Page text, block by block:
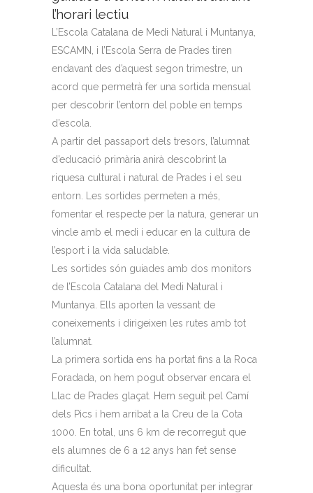
l’horari lectiu
L’Escola Catalana de Medi Natural i Muntanya,
ESCAMN, i l’Escola Serra de Prades tiren
endavant des d’aquest segon trimestre, un
acord que permetrà fer una sortida mensual
per descobrir l’entorn del poble en temps
d’escola.
A partir del passaport dels tresors, l’alumnat
d’educació primària anirà descobrint la
riquesa cultural i natural de Prades i el seu
entorn. Les sortides permeten a més,
fomentar el respecte per la natura, generar un
vincle amb el medi i educar en la cultura de
l’esport i la vida saludable.
Les sortides són guiades amb dos monitors
de l’Escola Catalana del Medi Natural i
Muntanya. Ells aporten la vessant de
coneixements i dirigeixen les rutes amb tot
l’alumnat.
La primera sortida ens ha portat fins a la Roca
Foradada, on hem pogut observar encara el
Llac de Prades glaçat. Hem seguit pel Camí
dels Pics i hem arribat a la Creu de la Cota
1000. En total, uns 6 km de recorregut que
els alumnes de 6 a 12 anys han fet sense
dificultat.
Aquesta és una bona oportunitat per integrar